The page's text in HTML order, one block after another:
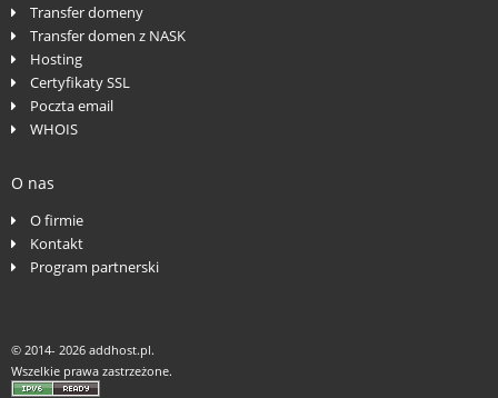
Transfer domeny
Transfer domen z NASK
Hosting
Certyfikaty SSL
Poczta email
WHOIS
O nas
O firmie
Kontakt
Program partnerski
© 2014- 2026 addhost.pl.
Wszelkie prawa zastrzeżone.